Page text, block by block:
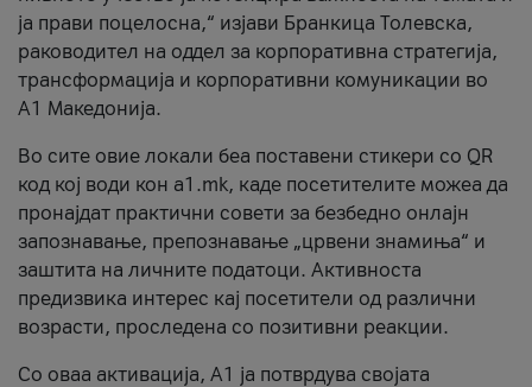
ја прави поцелосна,“ изјави Бранкица Толевска,
раководител на оддел за корпоративна стратегија,
трансформација и корпоративни комуникации во
А1 Македонија.
Во сите овие локали беа поставени стикери со QR
код кој води кон a1.mk, каде посетителите можеа да
пронајдат практични совети за безбедно онлајн
запознавање, препознавање „црвени знамиња“ и
заштита на личните податоци. Активноста
предизвика интерес кај посетители од различни
возрасти, проследена со позитивни реакции.
Со оваа активација, А1 ја потврдува својата